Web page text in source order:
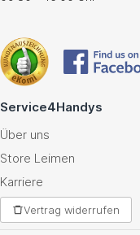
Service4Handys
Über uns
Store Leimen
Karriere
Vertrag widerrufen